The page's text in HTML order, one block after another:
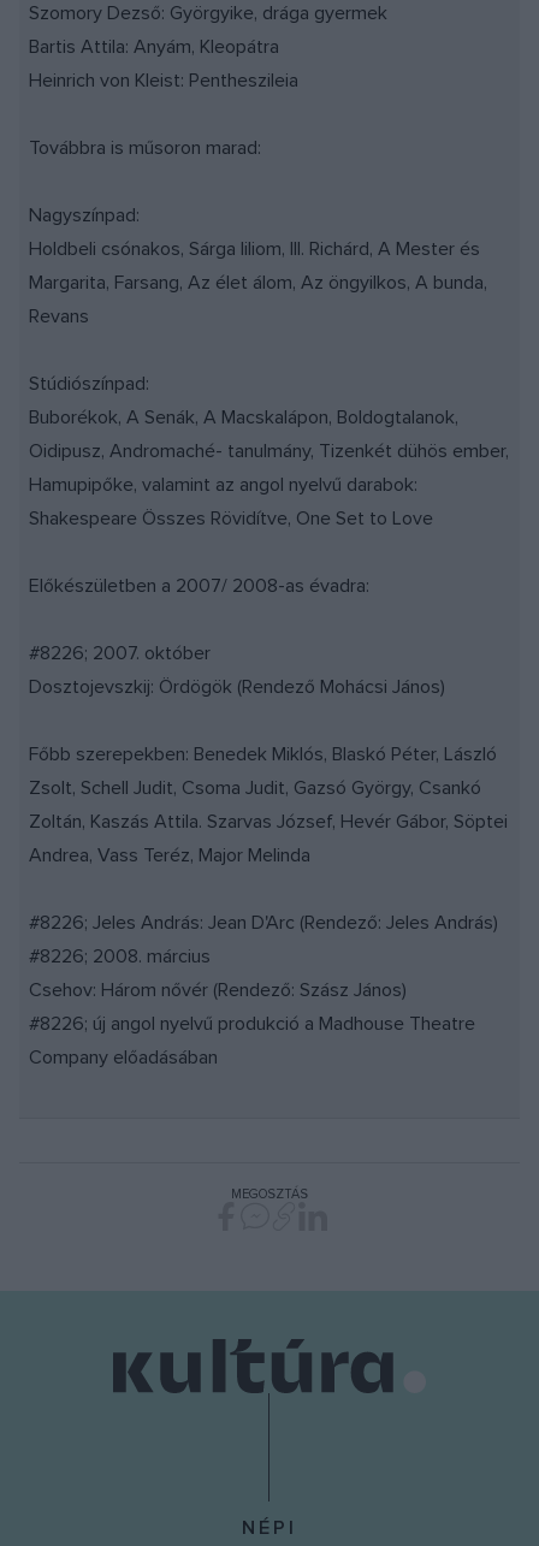
Szomory Dezső: Györgyike, drága gyermek
Bartis Attila: Anyám, Kleopátra
Heinrich von Kleist: Pentheszileia
Továbbra is műsoron marad:
Nagyszínpad:
Holdbeli csónakos, Sárga liliom, III. Richárd, A Mester és
Margarita, Farsang, Az élet álom, Az öngyilkos, A bunda,
Revans
Stúdiószínpad:
Buborékok, A Senák, A Macskalápon, Boldogtalanok,
Oidipusz, Andromaché- tanulmány, Tizenkét dühös ember,
Hamupipőke, valamint az angol nyelvű darabok:
Shakespeare Összes Rövidítve, One Set to Love
Előkészületben a 2007/ 2008-as évadra:
#8226; 2007. október
Dosztojevszkij: Ördögök (Rendező Mohácsi János)
Főbb szerepekben: Benedek Miklós, Blaskó Péter, László
Zsolt, Schell Judit, Csoma Judit, Gazsó György, Csankó
Zoltán, Kaszás Attila. Szarvas József, Hevér Gábor, Söptei
Andrea, Vass Teréz, Major Melinda
#8226; Jeles András: Jean D'Arc (Rendező: Jeles András)
#8226; 2008. március
Csehov: Három nővér (Rendező: Szász János)
#8226; új angol nyelvű produkció a Madhouse Theatre
Company előadásában
MEGOSZTÁS
NÉPI